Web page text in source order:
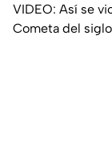
VIDEO: Así se
Cometa del